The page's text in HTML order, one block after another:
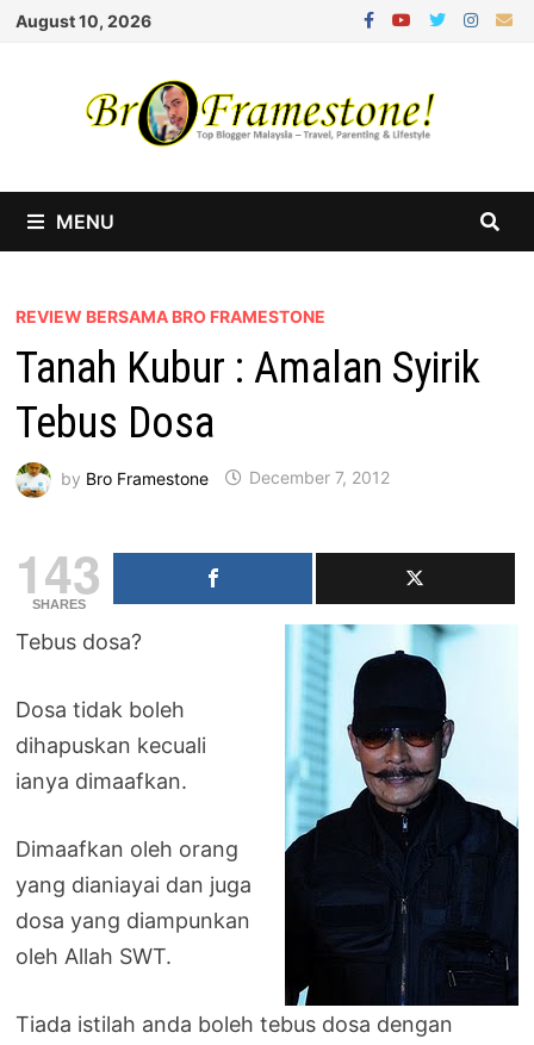
Skip
August 10, 2026
MENU
REVIEW BERSAMA BRO FRAMESTONE
Tanah Kubur : Amalan Syirik
Tebus Dosa
by Bro Framestone December 7, 2012
143
SHARES
Tebus dosa?
Dosa tidak boleh
dihapuskan kecuali
ianya dimaafkan.
Dimaafkan oleh orang
yang dianiayai dan juga
dosa yang diampunkan
oleh Allah SWT.
Tiada istilah anda boleh tebus dosa dengan